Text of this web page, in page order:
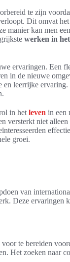
te zijn
Dit omvat
manier kan men
werken in
ervaringen. Een
in de nieuwe
leerrijke
in het leven in een
versterkt niet
groei.
van
Deze ervaringen
te bereiden
Het zoeken naar